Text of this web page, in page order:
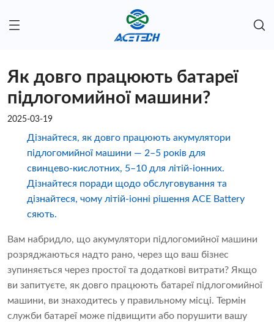
Як довго працюють батареї
підлогомийної машини?
2025-03-19
Дізнайтеся, як довго працюють акумулятори
підлогомийної машини — 2–5 років для
свинцево-кислотних, 5–10 для літій-іонних.
Дізнайтеся поради щодо обслуговування та
дізнайтеся, чому літій-іонні рішення ACE Battery
сяють.
Вам набридло, що акумулятори підлогомийної машини
розряджаються надто рано, через що ваш бізнес
зупиняється через простої та додаткові витрати? Якщо
ви запитуєте, як довго працюють батареї підлогомийної
машини, ви знаходитесь у правильному місці. Термін
служби батареї може підвищити або порушити вашу